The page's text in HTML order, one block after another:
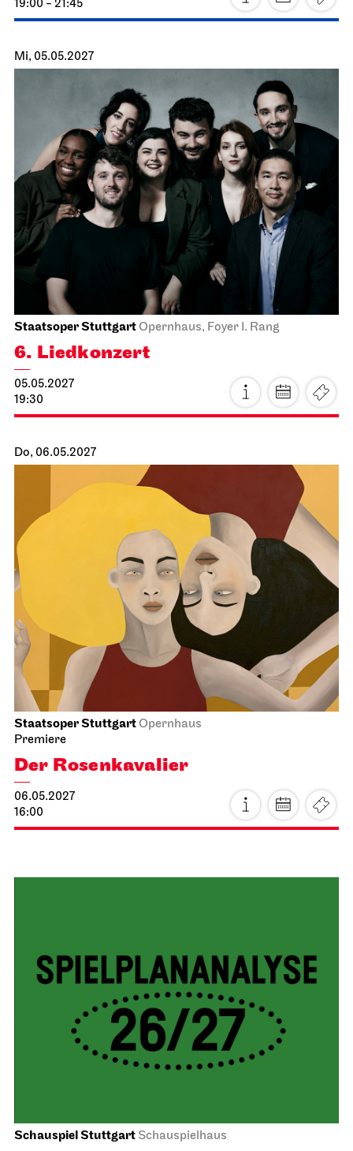
Staatsoper Stuttgart Opernhaus
Norma
15.05.2027
19:00 - 22:15
Schauspiel Stuttgart Schauspielhaus
Vor dem Ruhestand
15.05.2027
19:30 - 22:10
So, 16.05.2027
Staatsoper Stuttgart
Opernhaus
Wieder im Repertoire
Turandot
Mo, 17.05.2027